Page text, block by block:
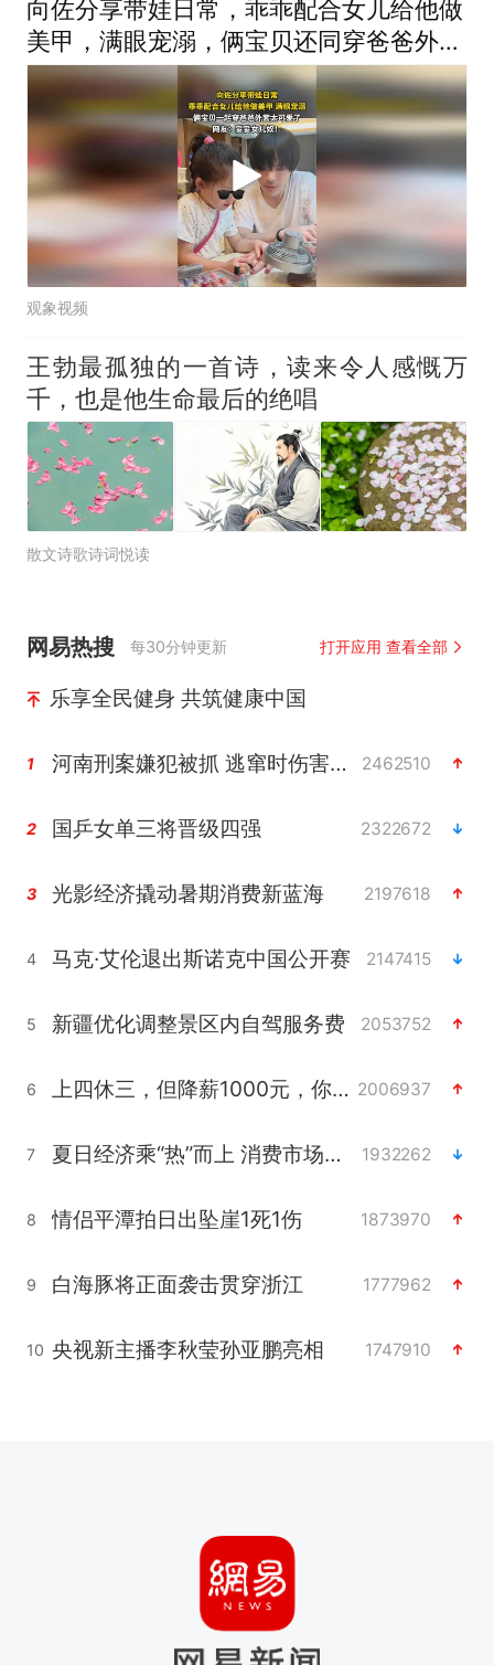
向佐分享带娃日常，乖乖配合女儿给他做
美甲，满眼宠溺，俩宝贝还同穿爸爸外套
太可爱了
观象视频
王勃最孤独的一首诗，读来令人感慨万
千，也是他生命最后的绝唱
散文诗歌诗词悦读
网易热搜 每30分钟更新 打开应用 查看全部
乐享全民健身 共筑健康中国
1 河南刑案嫌犯被抓 逃窜时伤害多人 2462510
2 国乒女单三将晋级四强 2322672
3 光影经济撬动暑期消费新蓝海 2197618
4 马克·艾伦退出斯诺克中国公开赛 2147415
5 新疆优化调整景区内自驾服务费 2053752
6 上四休三，但降薪1000元，你接受吗？ 2006937
7 夏日经济乘“热”而上 消费市场向“新”而行 1932262
8 情侣平潭拍日出坠崖1死1伤 1873970
9 白海豚将正面袭击贯穿浙江 1777962
10 央视新主播李秋莹孙亚鹏亮相 1747910